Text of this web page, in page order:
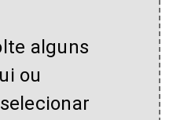
alguns
ou